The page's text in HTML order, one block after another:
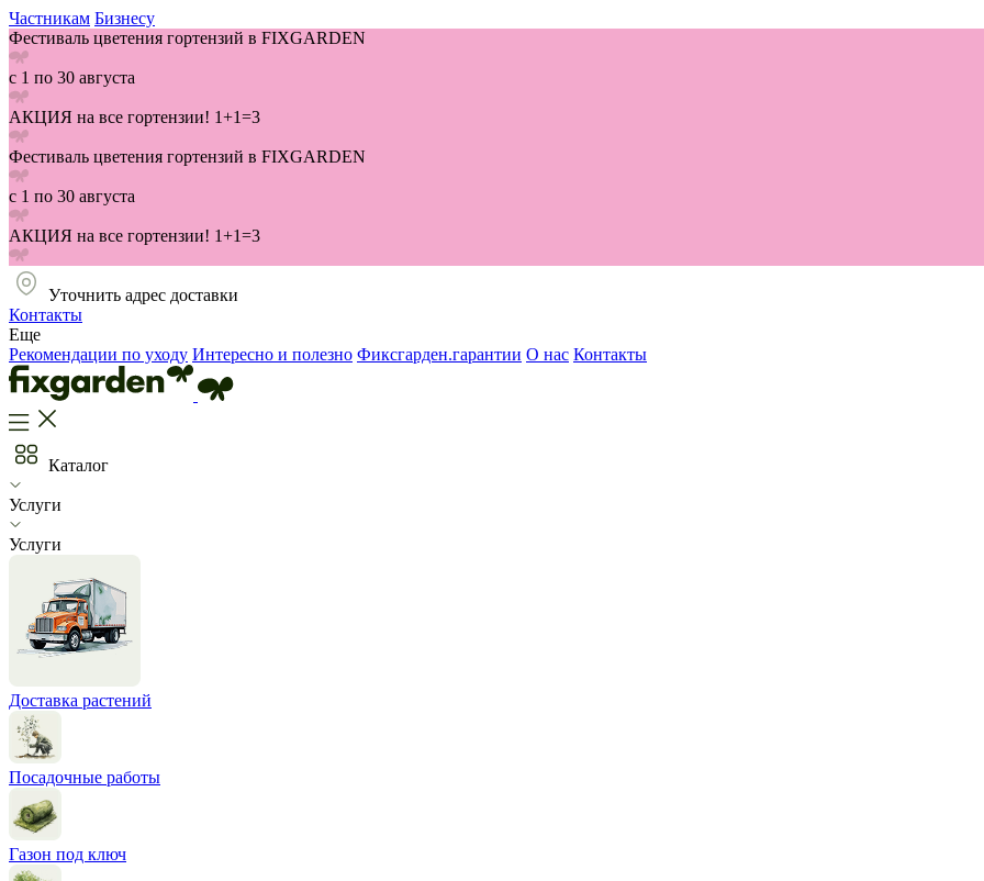
Частникам Бизнесу
Фестиваль цветения гортензий в FIXGARDEN
с 1 по 30 августа
АКЦИЯ на все гортензии! 1+1=3
Фестиваль цветения гортензий в FIXGARDEN
с 1 по 30 августа
АКЦИЯ на все гортензии! 1+1=3
Уточнить адрес доставки
Контакты
Еще
Рекомендации по уходу Интересно и полезно Фиксгарден.гарантии О нас Контакты
Каталог
Услуги
Услуги
Доставка растений
Посадочные работы
Газон под ключ